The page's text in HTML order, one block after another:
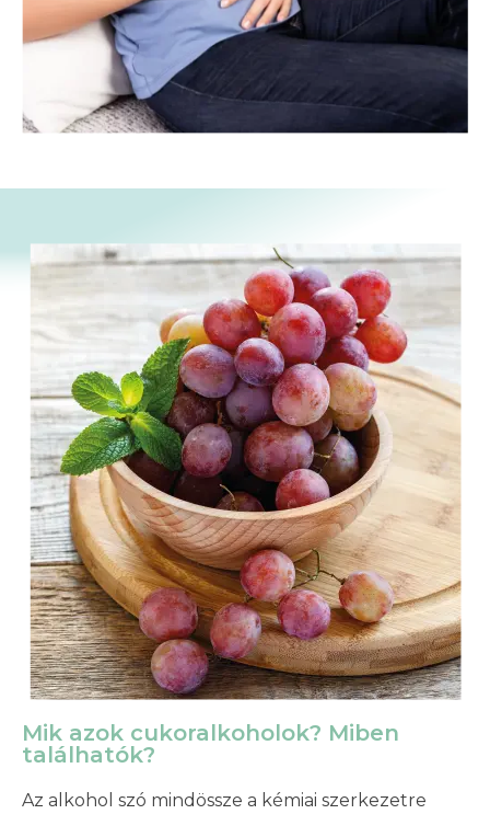
Mik azok cukoralkoholok? Miben
találhatók?
Az alkohol szó mindössze a kémiai szerkezetre